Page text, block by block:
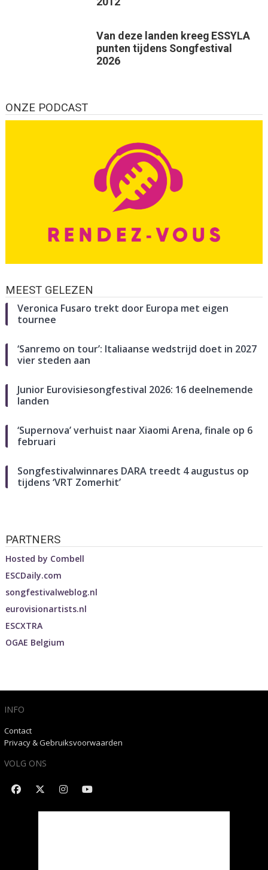
Van deze landen kreeg ESSYLA
punten tijdens Songfestival
2026
ONZE PODCAST
MEEST GELEZEN
Veronica Fusaro trekt door Europa met eigen
tournee
‘Sanremo on tour’: Italiaanse wedstrijd doet in 2027
vier steden aan
Junior Eurovisiesongfestival 2026: 16 deelnemende
landen
‘Supernova’ verhuist naar Xiaomi Arena, finale op 6
februari
Songfestivalwinnares DARA treedt 4 augustus op
tijdens ‘VRT Zomerhit’
PARTNERS
Hosted by Combell
ESCDaily.com
songfestivalweblog.nl
eurovisionartists.nl
ESCXTRA
OGAE Belgium
INFO
Contact
Privacy & Gebruiksvoorwaarden
VOLG ONS